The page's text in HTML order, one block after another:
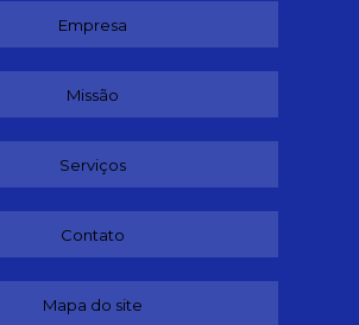
Empresa
Missão
Serviços
Contato
Mapa do site